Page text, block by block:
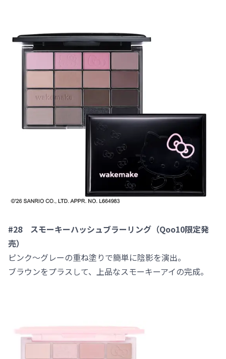
#28 スモーキーハッシュブラーリング（Qoo10限定発
売）
ピンク～グレーの重ね塗りで簡単に陰影を演出。
ブラウンをプラスして、上品なスモーキーアイの完成。